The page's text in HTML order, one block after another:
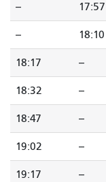
-- 17:57
-- 18:10
18:17 --
18:32 --
18:47 --
19:02 --
19:17 --